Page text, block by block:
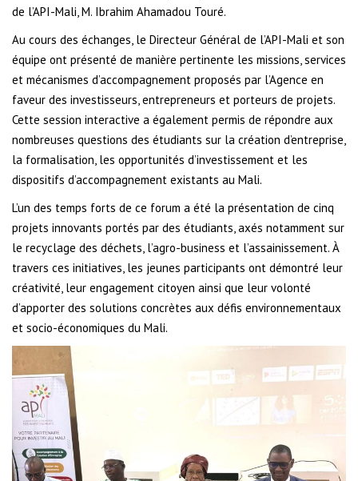
de l’API-Mali, M. Ibrahim Ahamadou Touré.
Au cours des échanges, le Directeur Général de l’API-Mali et son
équipe ont présenté de manière pertinente les missions, services
et mécanismes d’accompagnement proposés par l’Agence en
faveur des investisseurs, entrepreneurs et porteurs de projets.
Cette session interactive a également permis de répondre aux
nombreuses questions des étudiants sur la création d’entreprise,
la formalisation, les opportunités d’investissement et les
dispositifs d’accompagnement existants au Mali.
L’un des temps forts de ce forum a été la présentation de cinq
projets innovants portés par des étudiants, axés notamment sur
le recyclage des déchets, l’agro-business et l’assainissement. À
travers ces initiatives, les jeunes participants ont démontré leur
créativité, leur engagement citoyen ainsi que leur volonté
d’apporter des solutions concrètes aux défis environnementaux
et socio-économiques du Mali.